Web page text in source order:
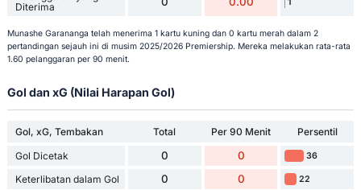
Diterima
Munashe Garananga telah menerima 1 kartu kuning dan 0 kartu merah dalam 2
pertandingan sejauh ini di musim 2025/2026 Premiership. Mereka melakukan rata-rata
1.60 pelanggaran per 90 menit.
Gol dan xG (Nilai Harapan Gol)
Gol, xG, Tembakan Total Per 90 Menit
Persentil
Gol Dicetak
0 0 36
Keterlibatan dalam Gol 0 0 22